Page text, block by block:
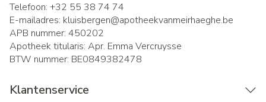
Telefoon: +32 55 38 74 74
E-mailadres: kluisbergen@apotheekvanmeirhaeghe.be
APB nummer: 450202
Apotheek titularis: Apr. Emma Vercruysse
BTW nummer: BE0849382478
Klantenservice